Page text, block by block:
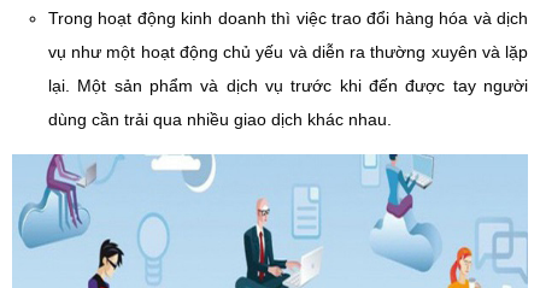
Trong hoạt động kinh doanh thì việc trao đổi hàng hóa và dịch
vụ như một hoạt động chủ yếu và diễn ra thường xuyên và lặp
lại. Một sản phẩm và dịch vụ trước khi đến được tay người
dùng cần trải qua nhiều giao dịch khác nhau.